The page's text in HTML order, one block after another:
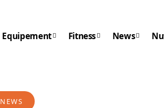
Equipement Fitness News
NEWS